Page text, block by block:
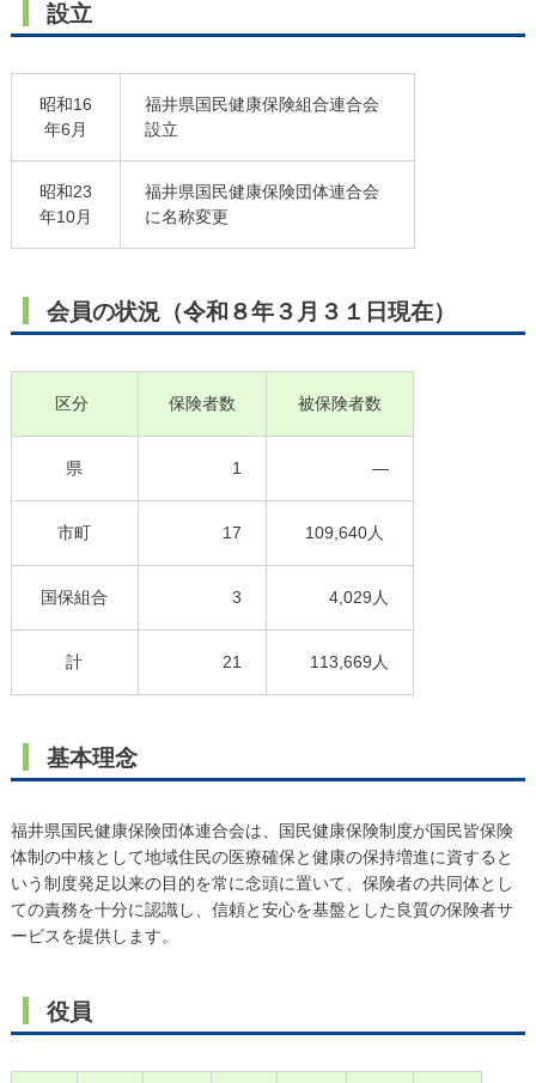
設立
昭和16
年6月
福井県国民健康保険組合連合会
設立
昭和23
年10月
福井県国民健康保険団体連合会
に名称変更
会員の状況（令和８年３月３１日現在）
区分 保険者数 被保険者数
県 1 ―
市町 17 109,640人
国保組合 3 4,029人
計 21 113,669人
基本理念
福井県国民健康保険団体連合会は、国民健康保険制度が国民皆保険
体制の中核として地域住民の医療確保と健康の保持増進に資すると
いう制度発足以来の目的を常に念頭に置いて、保険者の共同体とし
ての責務を十分に認識し、信頼と安心を基盤とした良質の保険者サ
ービスを提供します。
役員